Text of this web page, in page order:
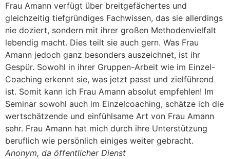
Frau Amann verfügt über breitgefächertes und
gleichzeitig tiefgründiges Fachwissen, das sie allerdings
nie doziert, sondern mit ihrer großen Methodenvielfalt
lebendig macht. Dies teilt sie auch gern. Was Frau
Amann jedoch ganz besonders auszeichnet, ist ihr
Gespür. Sowohl in ihrer Gruppen-Arbeit wie im Einzel-
Coaching erkennt sie, was jetzt passt und zielführend
ist. Somit kann ich Frau Amann absolut empfehlen! Im
Seminar sowohl auch im Einzelcoaching, schätze ich die
wertschätzende und einfühlsame Art von Frau Amann
sehr. Frau Amann hat mich durch ihre Unterstützung
beruflich wie persönlich einiges weiter gebracht.
Anonym, da öffentlicher Dienst